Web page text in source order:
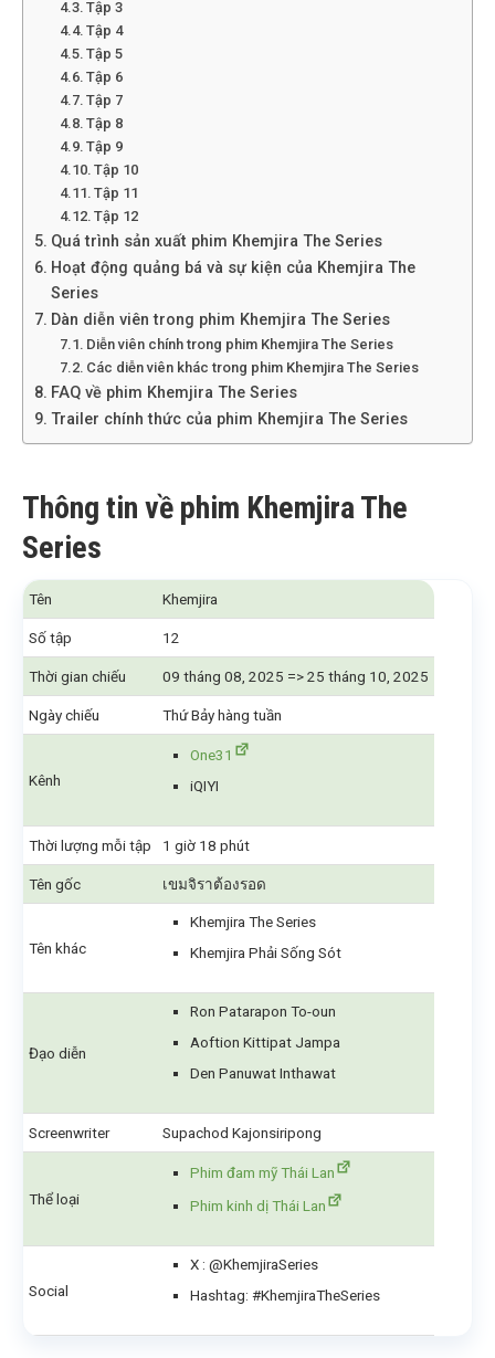
Tập 3
Tập 4
Tập 5
Tập 6
Tập 7
Tập 8
Tập 9
Tập 10
Tập 11
Tập 12
Quá trình sản xuất phim Khemjira The Series
Hoạt động quảng bá và sự kiện của Khemjira The
Series
Dàn diễn viên trong phim Khemjira The Series
Diễn viên chính trong phim Khemjira The Series
Các diễn viên khác trong phim Khemjira The Series
FAQ về phim Khemjira The Series
Trailer chính thức của phim Khemjira The Series
Thông tin về phim Khemjira The
Series
Tên Khemjira
Số tập 12
Thời gian chiếu 09 tháng 08, 2025 => 25 tháng 10, 2025
Ngày chiếu Thứ Bảy hàng tuần
Kênh
One31
iQIYI
Thời lượng mỗi tập 1 giờ 18 phút
Tên gốc เขมจิราต้องรอด
Tên khác
Khemjira The Series
Khemjira Phải Sống Sót
Đạo diễn
Ron Patarapon To-oun
Aoftion Kittipat Jampa
Den Panuwat Inthawat
Screenwriter Supachod Kajonsiripong
Thể loại
Phim đam mỹ Thái Lan
Phim kinh dị Thái Lan
Social
X : @KhemjiraSeries
Hashtag: #KhemjiraTheSeries